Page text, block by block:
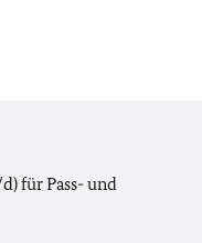
für Pass- und